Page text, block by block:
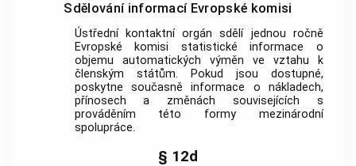
Sdělování informací Evropské komisi
Ústřední kontaktní orgán sdělí jednou ročně
Evropské komisi statistickéinformace o
objemu automatických výměn ve vztahu k
členským státům. Pokud jsou dostupné,
poskytne současněinformace o nákladech,
přínosech a změnách souvisejících s
prováděním této formy mezinárodní
spolupráce.
§ 12d